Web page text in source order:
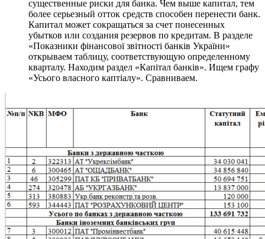
существенные риски для банка. Чем выше капитал, тем
более серьезный отток средств способен перенести банк.
Капитал может сокращаться за счет понесенных
убытков или создания резервов по кредитам. В разделе
«Показники фінансової звітності банків України»
открываем таблицу, соответствующую определенному
кварталу. Находим раздел «Капітал банків». Ищем графу
«Усього власного каптіалу». Сравниваем.